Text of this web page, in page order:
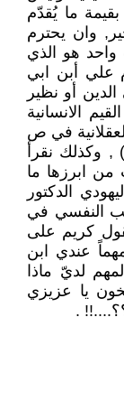
الانسان بقيمة ما يُقدّم
وان يحترم
واحد هو الذي
علي أبن ابي
أو نظير
الانسانية
في ص
, وكذلك نقرأ
ابرزها ما
اليهودي الدكتور
النفسي في
كريم على
عندي ابن
لديّ ماذا
يا عزيزي
.